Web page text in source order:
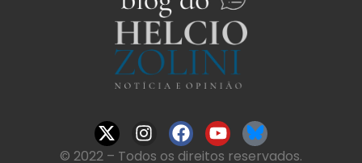
© 2022 – Todos os direitos reservados.